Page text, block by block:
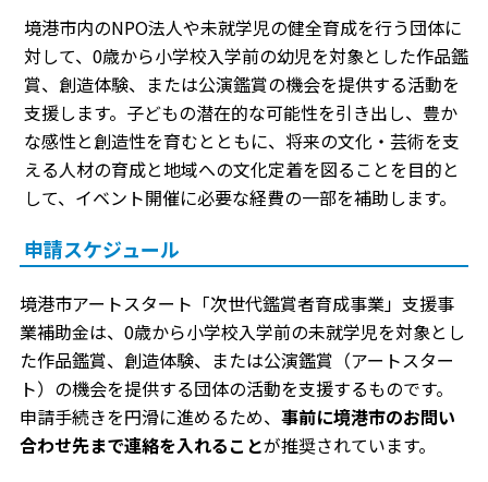
境港市内のNPO法人や未就学児の健全育成を行う団体に
対して、0歳から小学校入学前の幼児を対象とした作品鑑
賞、創造体験、または公演鑑賞の機会を提供する活動を
支援します。子どもの潜在的な可能性を引き出し、豊か
な感性と創造性を育むとともに、将来の文化・芸術を支
える人材の育成と地域への文化定着を図ることを目的と
して、イベント開催に必要な経費の一部を補助します。
申請スケジュール
境港市アートスタート「次世代鑑賞者育成事業」支援事
業補助金は、0歳から小学校入学前の未就学児を対象とし
た作品鑑賞、創造体験、または公演鑑賞（アートスター
ト）の機会を提供する団体の活動を支援するものです。
申請手続きを円滑に進めるため、 事前に境港市のお問い
合わせ先まで連絡を入れることが推奨されています。